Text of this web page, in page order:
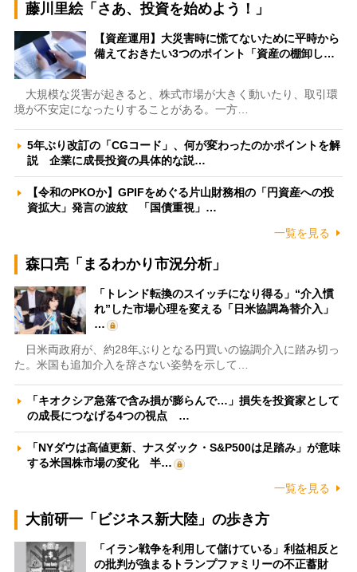
藤川里絵「さあ、投資を始めよう！」
【資産運用】大災害時に慌てないために平時から
備えておきたい3つのポイント「資産の棚卸し…
大規模な災害が起きると、株式市場が大きく動いたり、取引環
境が不安定になったりすることがある。一方…
5年ぶり改訂の「CGコード」、何が変わったのかポイントを解
説 企業に成長投資の具体的な説…
【令和のPKOか】GPIFをめぐる片山財務相の「円資産への投
資拡大」発言の波紋 「国債重視」…
一覧を見る
森口亮「まるわかり市況分析」
「トレンド転換のスイッチになり得る」“介入慣
れ”した市場心理を変える「日米協調為替介入」
…
日米両政府が、約28年ぶりとなる円買いの協調介入に踏み切っ
た。米国も追加介入を辞さない姿勢を示して…
「キオクシア急落で含み損が膨らんで…」損失を投資家として
の成長につなげる4つの視点 …
「NYダウは高値更新、ナスダック・S&P500は足踏み」が意味
する米国株市場の変化 半…
一覧を見る
大前研一「ビジネス新大陸」の歩き方
「イラン戦争を利用して儲けている」利益相反と
の批判が強まるトランプファミリーの不正蓄財